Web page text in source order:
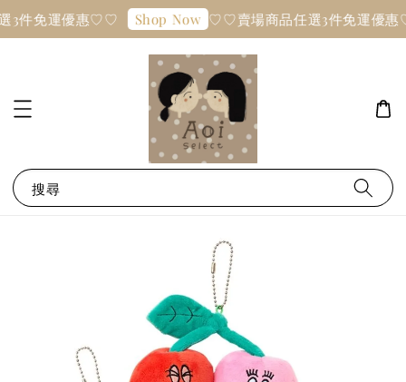
3件免運優惠♡♡ Shop Now ♡♡賣場商品任選3件免運優
搜尋